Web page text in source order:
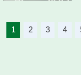
1 2 3 4